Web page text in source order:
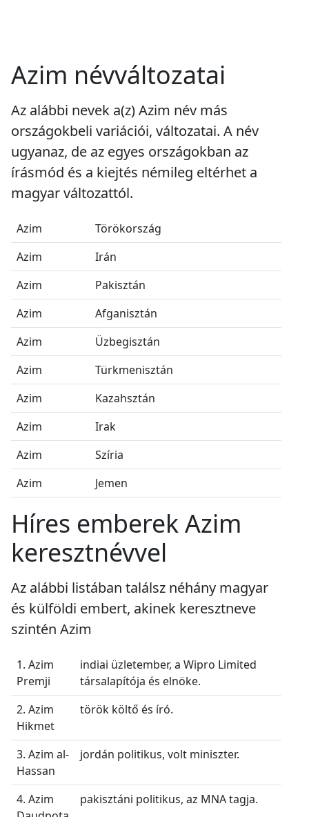
Azim névváltozatai
Az alábbi nevek a(z) Azim név más
országokbeli variációi, változatai. A név
ugyanaz, de az egyes országokban az
írásmód és a kiejtés némileg eltérhet a
magyar változattól.
Azim
Törökország
Azim
Irán
Azim
Pakisztán
Azim
Afganisztán
Azim
Üzbegisztán
Azim
Türkmenisztán
Azim
Kazahsztán
Azim
Irak
Azim
Szíria
Azim
Jemen
Híres emberek Azim
keresztnévvel
Az alábbi listában találsz néhány magyar
és külföldi embert, akinek keresztneve
szintén Azim
1. Azim
Premji
indiai üzletember, a Wipro Limited
társalapítója és elnöke.
2. Azim
Hikmet
török költő és író.
3. Azim al-
Hassan
jordán politikus, volt miniszter.
4. Azim
pakisztáni politikus, az MNA tagja.